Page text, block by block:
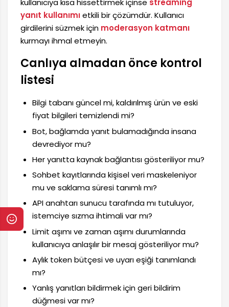
kullanıcıya kısa hissettirmek içinse streaming
yanıt kullanımıetkili bir çözümdür. Kullanıcı
girdilerini süzmek için moderasyon katmanı
kurmayı ihmal etmeyin.
Canlıya almadan önce kontrol
listesi
Bilgi tabanı güncel mi, kaldırılmış ürün ve eski
fiyat bilgileri temizlendi mi?
Bot, bağlamda yanıt bulamadığında insana
devrediyor mu?
Her yanıtta kaynak bağlantısı gösteriliyor mu?
Sohbet kayıtlarında kişisel veri maskeleniyor
mu ve saklama süresi tanımlı mı?
API anahtarı sunucu tarafında mı tutuluyor,
istemciye sızma ihtimali var mı?
Limit aşımı ve zaman aşımı durumlarında
kullanıcıya anlaşılır bir mesaj gösteriliyor mu?
Aylık token bütçesi ve uyarı eşiği tanımlandı
mı?
Yanlış yanıtları bildirmek için geri bildirim
düğmesi var mı?